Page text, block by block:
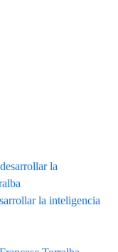
la inteligencia